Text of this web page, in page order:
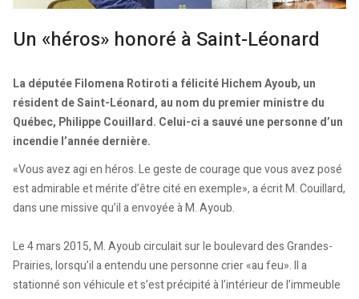
Un «héros» honoré à Saint-Léonard
La députée Filomena Rotiroti a félicité Hichem Ayoub, un
résident de Saint-Léonard, au nom du premier ministre du
Québec, Philippe Couillard. Celui-ci a sauvé une personne d’un
incendie l’année dernière.
«Vous avez agi en héros. Le geste de courage que vous avez posé
est admirable et mérite d’être cité en exemple», a écrit M. Couillard,
dans une missive qu’il a envoyée à M. Ayoub.
Le 4 mars 2015, M. Ayoub circulait sur le boulevard des Grandes-
Prairies, lorsqu’il a entendu une personne crier «au feu». Il a
stationné son véhicule et s’est précipité à l’intérieur de l’immeuble